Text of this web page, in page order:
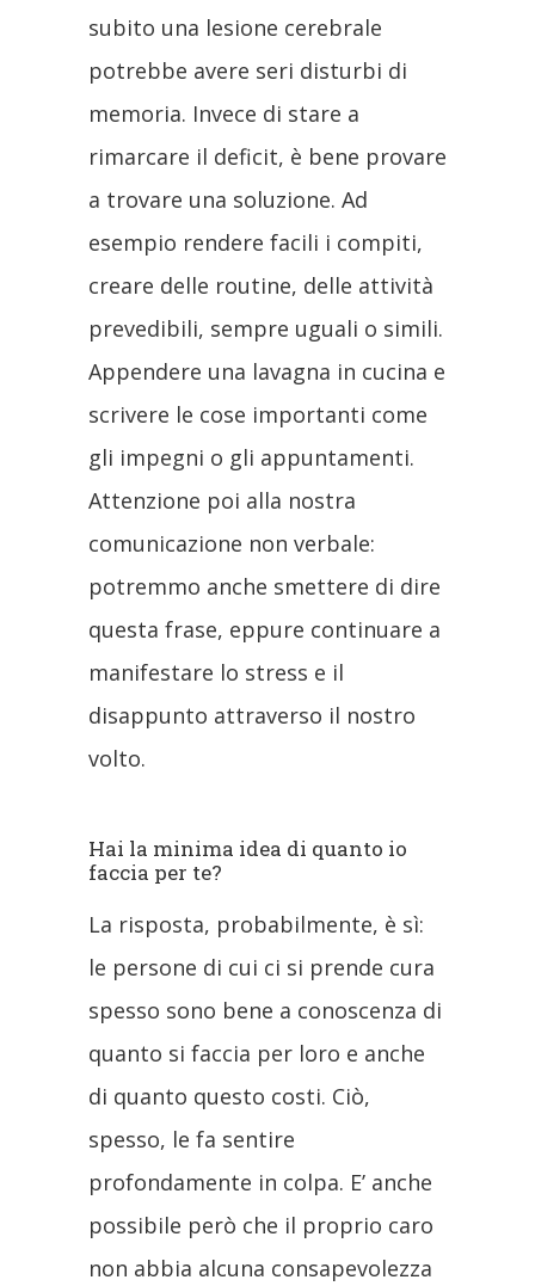
subito una lesione cerebrale
potrebbe avere seri disturbi di
memoria. Invece di stare a
rimarcare il deficit, è bene provare
a trovare una soluzione. Ad
esempio rendere facili i compiti,
creare delle routine, delle attività
prevedibili, sempre uguali o simili.
Appendere una lavagna in cucina e
scrivere le cose importanti come
gli impegni o gli appuntamenti.
Attenzione poi alla nostra
comunicazione non verbale:
potremmo anche smettere di dire
questa frase, eppure continuare a
manifestare lo stress e il
disappunto attraverso il nostro
volto.
Hai la minima idea di quanto io
faccia per te?
La risposta, probabilmente, è sì:
le persone di cui ci si prende cura
spesso sono bene a conoscenza di
quanto si faccia per loro e anche
di quanto questo costi. Ciò,
spesso, le fa sentire
profondamente in colpa. E’ anche
possibile però che il proprio caro
non abbia alcuna consapevolezza